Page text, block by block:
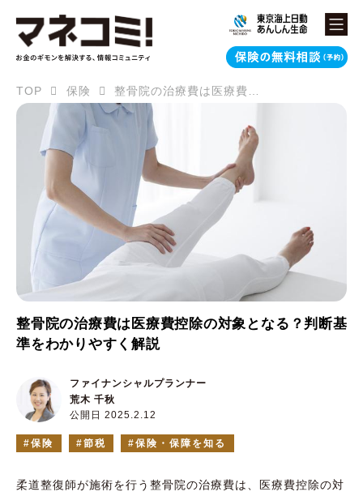
TOP 保険 整骨院の治療費は医療費控除の対象となる？判断基準をわかりやすく解説
整骨院の治療費は医療費控除の対象となる？判断基
準をわかりやすく解説
公開日 2025.2.12
ファイナンシャルプランナー
荒木 千秋
保険 節税 保険・保障を知る
柔道整復師が施術を行う整骨院の治療費は、医療費控除の対